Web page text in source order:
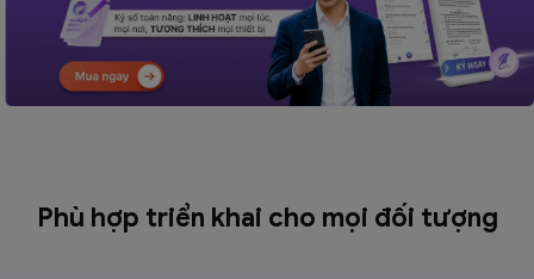
Phù hợp triển khai cho mọi đối tượng